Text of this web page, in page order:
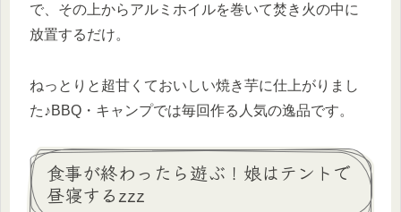
で、その上からアルミホイルを巻いて焚き火の中に
放置するだけ。
ねっとりと超甘くておいしい焼き芋に仕上がりまし
た♪BBQ・キャンプでは毎回作る人気の逸品です。
食事が終わったら遊ぶ！娘はテントで
昼寝するzzz